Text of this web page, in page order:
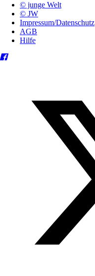
© junge Welt
© JW
Impressum/Datenschutz
AGB
Hilfe